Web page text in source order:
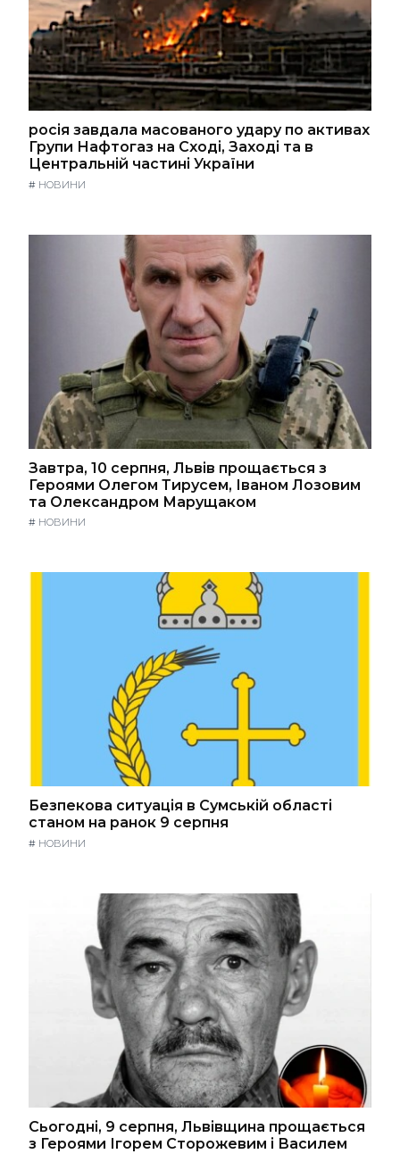
росія завдала масованого удару по активах
Групи Нафтогаз на Сході, Заході та в
Центральній частині України
# НОВИНИ
Завтра, 10 серпня, Львів прощається з
Героями Олегом Тирусем, Іваном Лозовим
та Олександром Марущаком
# НОВИНИ
Безпекова ситуація в Сумській області
станом на ранок 9 серпня
# НОВИНИ
Сьогодні, 9 серпня, Львівщина прощається
з Героями Ігорем Сторожевим і Василем